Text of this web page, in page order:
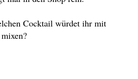
Cocktail würdet ihr mit